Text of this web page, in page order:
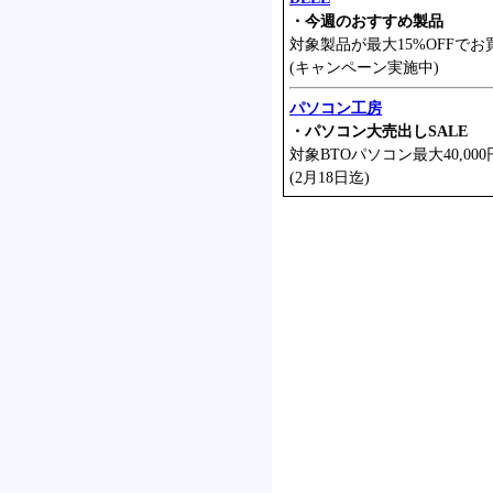
・今週のおすすめ製品
対象製品が最大15%OFFでお
(キャンペーン実施中)
パソコン工房
・パソコン大売出しSALE
対象BTOパソコン最大40,000
(2月18日迄)